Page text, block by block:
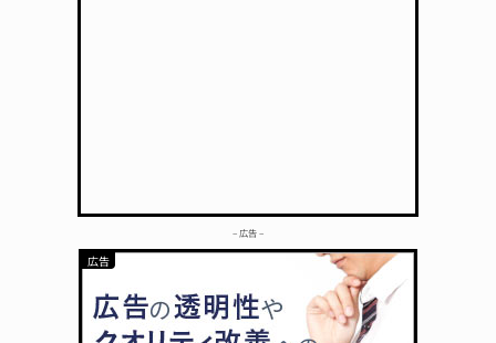
– 広告 –